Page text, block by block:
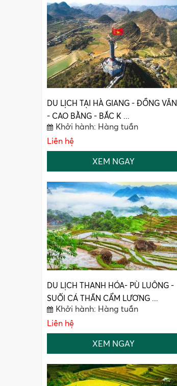
DU LỊCH TẠI HÀ GIANG - ĐỒNG VĂN
- CAO BẰNG - BẮC K ...
Khởi hành: Hàng tuần
Liên hệ
XEM NGAY
DU LỊCH THANH HÓA- PÙ LUÔNG -
SUỐI CÁ THẦN CẨM LƯƠNG ...
Khởi hành: Hàng tuần
Liên hệ
XEM NGAY